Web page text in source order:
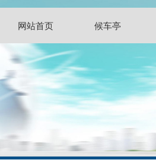
网站首页
网站首页
候车亭